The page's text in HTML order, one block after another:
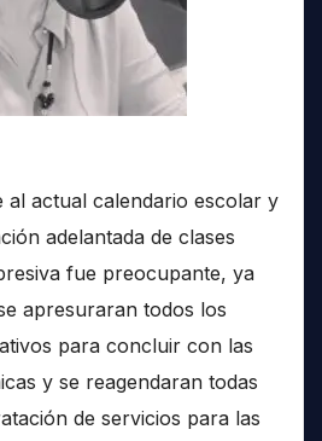
al actual calendario escolar y
adelantada de clases
fue preocupante, ya
apresuraran todos los
para concluir con las
y se reagendaran todas
de servicios para las